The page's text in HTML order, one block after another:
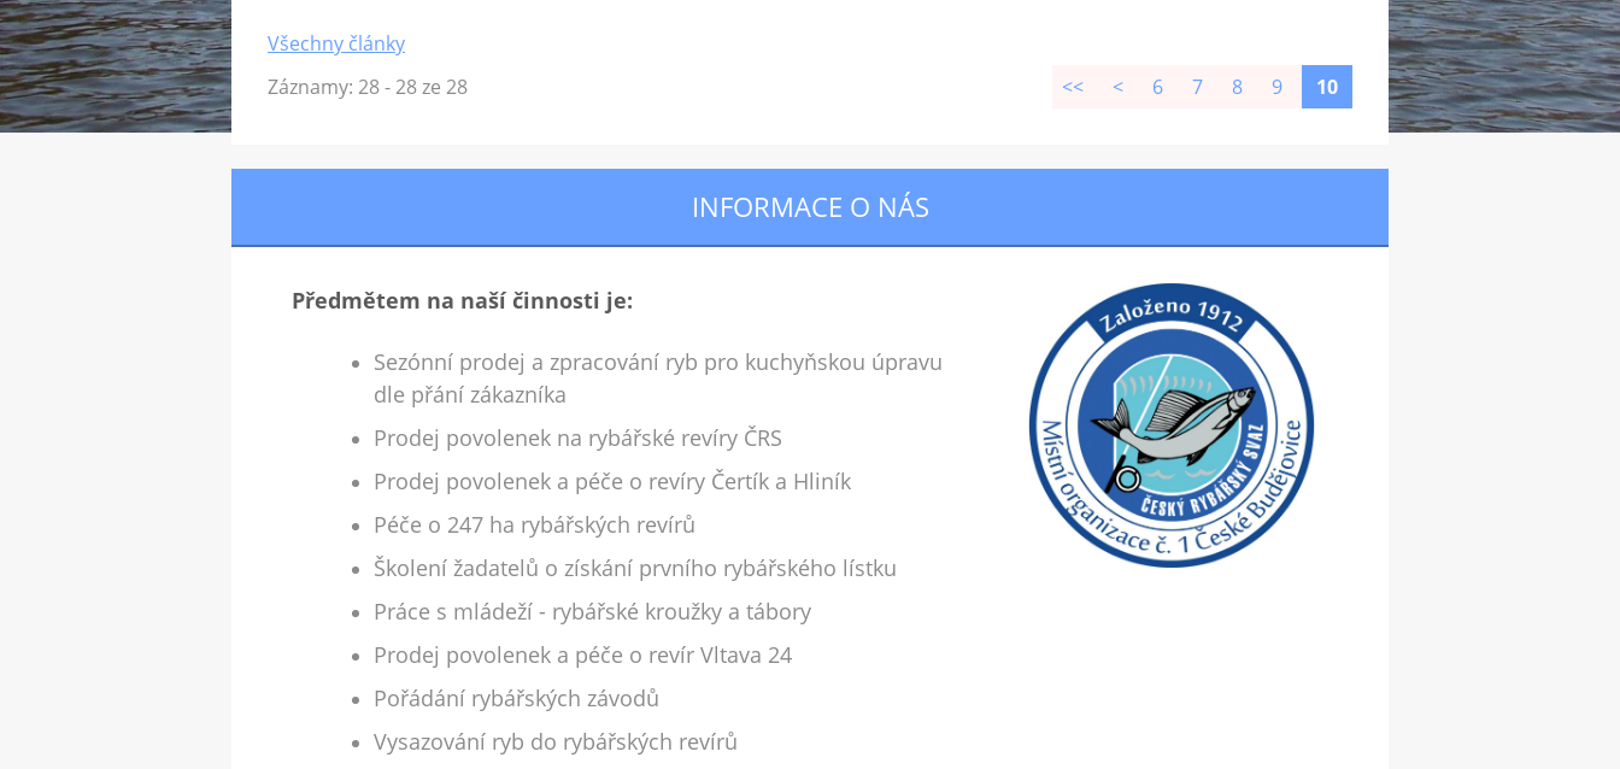
Všechny články
Záznamy: 28 - 28 ze 28
<< < 6 7 8 9 10
INFORMACE O NÁS
Předmětem na naší činnosti je:
Sezónní prodej a zpracování ryb pro kuchyňskou úpravu
dle přání zákazníka
Prodej povolenek na rybářské revíry ČRS
Prodej povolenek a péče o revíry Čertík a Hliník
Péče o 247 ha rybářských revírů
Školení žadatelů o získání prvního rybářského lístku
Práce s mládeží - rybářské kroužky a tábory
Prodej povolenek a péče o revír Vltava 24
Pořádání rybářských závodů
Vysazování ryb do rybářských revírů